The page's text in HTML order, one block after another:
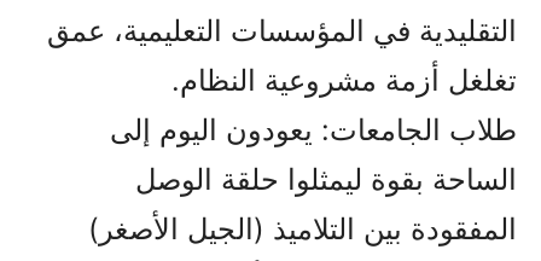
التقليدية في المؤسسات التعليمية، عمق
تغلغل أزمة مشروعية النظام.
طلاب الجامعات: يعودون اليوم إلى
الساحة بقوة ليمثلوا حلقة الوصل
المفقودة بين التلاميذ (الجيل الأصغر)